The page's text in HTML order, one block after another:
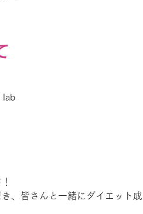
lab
、皆さんと一緒にダイエット成